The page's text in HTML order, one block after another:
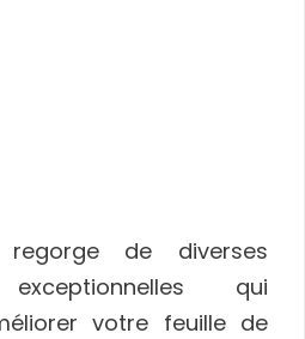
regorge de diverses
qui
votre feuille de